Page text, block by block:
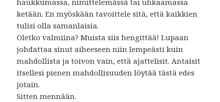
haukkumassa, nimittelemässä tai uhkaamassa
ketään. En myöskään tavoittele sitä, että kaikkien
tulisi olla samanlaisia.
Oletko valmiina? Muista siis hengittää! Lupaan
johdattaa sinut aiheeseen niin lempeästi kuin
mahdollista ja toivon vain, että ajattelisit. Antaisit
itsellesi pienen mahdollisuuden löytää tästä edes
jotain.
Sitten mennään.